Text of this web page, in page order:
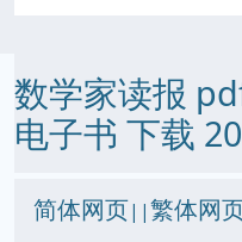
数学家读报
电子书 下载
简体网页||繁体网